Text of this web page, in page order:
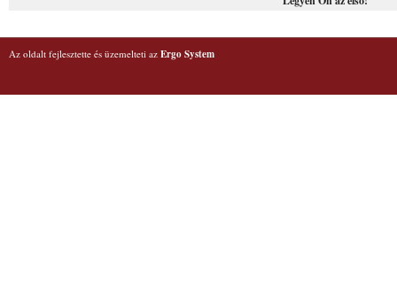
Az oldalt fejlesztette és üzemelteti az Ergo System